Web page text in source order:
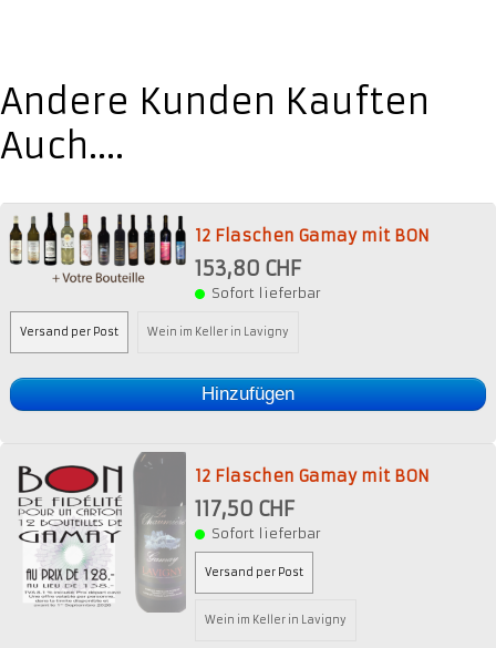
Andere Kunden Kauften
Auch....
12 Flaschen Gamay mit BON
153,80 CHF
Sofort lieferbar
Versand per Post Wein im Keller in Lavigny
Hinzufügen
12 Flaschen Gamay mit BON
117,50 CHF
Sofort lieferbar
Versand per Post
Wein im Keller in Lavigny